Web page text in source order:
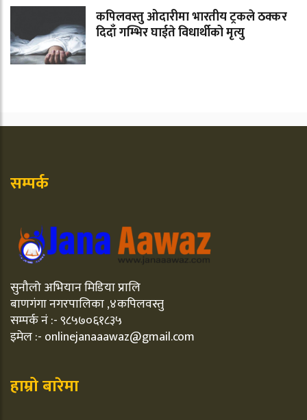
कपिलवस्तु ओदारीमा भारतीय ट्रकले ठक्कर
दिदाँ गम्भिर घाईते विधार्थीको मृत्यु
सम्पर्क
सुनौलो अभियान मिडिया प्रालि
बाणगंगा नगरपालिका ,४कपिलवस्तु
सम्पर्क नं :- ९८५७०६१८३५
इमेल :- onlinejanaaawaz@gmail.com
हाम्रो बारेमा